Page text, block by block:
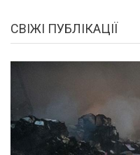
СВІЖІ ПУБЛІКАЦІЇ